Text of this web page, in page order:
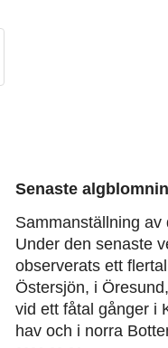
Senaste
Sammanställning
Under den senaste
observerats ett
Östersjön, i
vid ett fåtal gånger i
hav och i norra